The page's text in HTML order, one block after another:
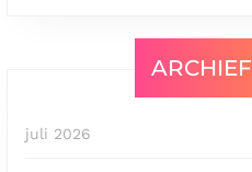
ARCHIEF
juli 2026